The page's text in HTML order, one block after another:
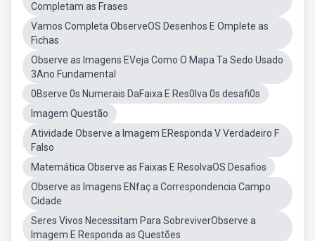
Completam as Frases
Vamos Completa ObserveOS Desenhos E Omplete as
Fichas
Observe as Imagens EVeja Como O Mapa Ta Sedo Usado
3Ano Fundamental
0Bserve 0s Numerais DaFaixa E Res0lva 0s desafi0s
Imagem Questão
Atividade Observe a Imagem EResponda V Verdadeiro F
Falso
Matemática Observe as Faixas E ResolvaOS Desafios
Observe as Imagens ENfaç a Correspondencia Campo
Cidade
Seres Vivos Necessitam Para SobreviverObserve a
Imagem E Responda as Questões